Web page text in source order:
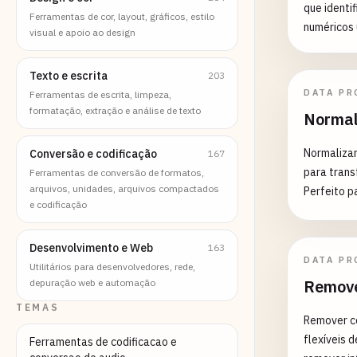
Ferramentas de cor, layout, gráficos, estilo
visual e apoio ao design
Texto e escrita
203
Ferramentas de escrita, limpeza,
formatação, extração e análise de texto
Conversão e codificação
167
Ferramentas de conversão de formatos,
arquivos, unidades, arquivos compactados
e codificação
Desenvolvimento e Web
163
Utilitários para desenvolvedores, rede,
depuração web e automação
TEMAS
Ferramentas de codificacao e
que
Limitar) -
Comuns:
para
machine
Detecção
DATA
para
Perfeito
MAD) -
múltiplas
colunas
Detecção e
DATA
Remover
flexíveis